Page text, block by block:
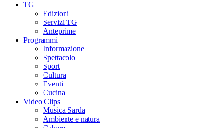
TG
Edizioni
Servizi TG
Anteprime
Programmi
Informazione
Spettacolo
Sport
Cultura
Eventi
Cucina
Video Clips
Musica Sarda
Ambiente e natura